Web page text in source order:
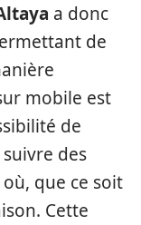
a donc
de
mobile est
de
des
que ce soit
Cette